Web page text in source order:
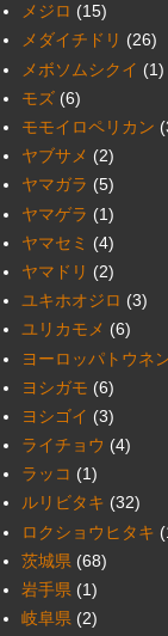
メジロ (15)
メダイチドリ (26)
メボソムシクイ (1)
モズ (6)
モモイロペリカン
ヤブサメ (2)
ヤマガラ (5)
ヤマゲラ (1)
ヤマセミ (4)
ヤマドリ (2)
ユキホオジロ (3)
ユリカモメ (6)
ヨーロッパトウネ
ヨシガモ (6)
ヨシゴイ (3)
ライチョウ (4)
ラッコ (1)
ルリビタキ (32)
ロクショウヒタキ
茨城県 (68)
岩手県 (1)
岐阜県 (2)